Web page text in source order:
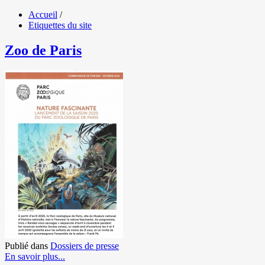
Accueil /
Etiquettes du site
Zoo de Paris
Publié dans Dossiers de presse
En savoir plus...